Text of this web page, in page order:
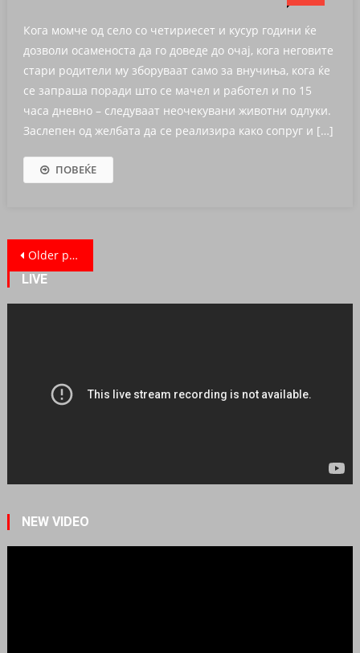
Кога момче од село со четириесет и кусур години ќе
дозволи осаменоста да го доведе до очај, кога неговите
стари родители му зборуваат само за внучиња, кога ќе
се запраша поради што се мачел и работел и по 15
часа дневно – следуваат неочекувани животни одлуки.
Заслепен од желбата да се реализира како сопруг и […]
ПОВЕЌЕ
Posts navigation
Older posts
LIVE
NEW VIDEO